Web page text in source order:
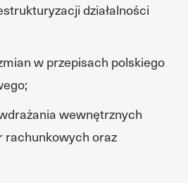
działalności
w przepisach polskiego
wewnętrznych
rachunkowych oraz